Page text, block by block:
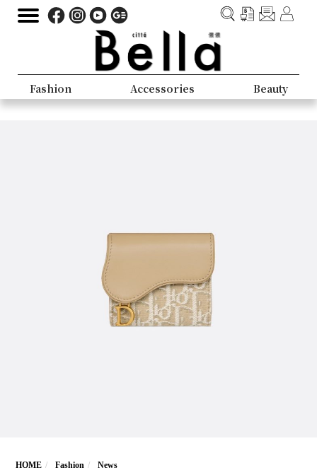
Fashion Accessories Beauty
HOME Fashion News